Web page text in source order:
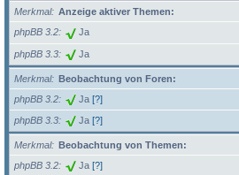
Merkmal
Anzeige aktiver Themen:
phpBB 3.2
Ja
phpBB 3.3 Ja
Merkmal
Beobachtung von Foren:
phpBB 3.2
Ja [?]
phpBB 3.3 Ja [?]
Merkmal
Beobachtung von Themen:
phpBB 3.2
Ja [?]